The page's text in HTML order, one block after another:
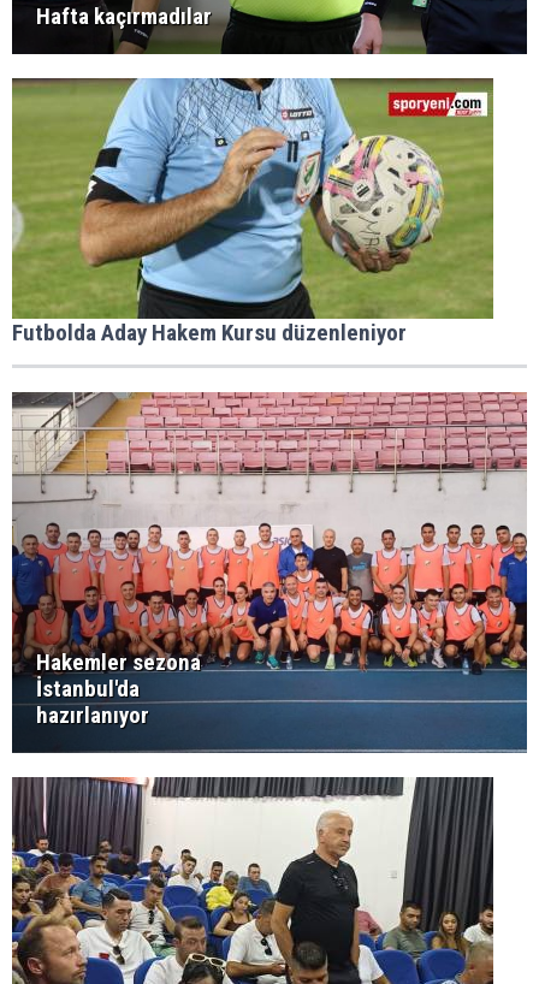
Hafta kaçırmadılar
Futbolda Aday Hakem Kursu düzenleniyor
Hakemler sezona
İstanbul'da
hazırlanıyor